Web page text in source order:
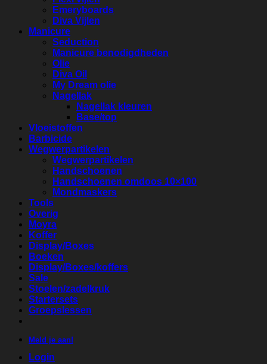
Emeryboards
Diva Vijlen
Manicure
Seduction
Manicure benodigdheden
Olie
Diva Oil
My Dream olie
Nagellak
Nagellak kleuren
Base/top
Vloeistoffen
Barbicide
Wegwerpartikelen
Wegwerpartikelen
Handschoenen
Handschoenen omdoos 10×100
Mondmaskers
Tools
Overig
Moyra
Koffer
Display/Boxes
Boeken
Display/Boxes/koffers
Sale
Stoelen/zadelkruk
Startersets
Groepslessen
Meld je aan!
Login